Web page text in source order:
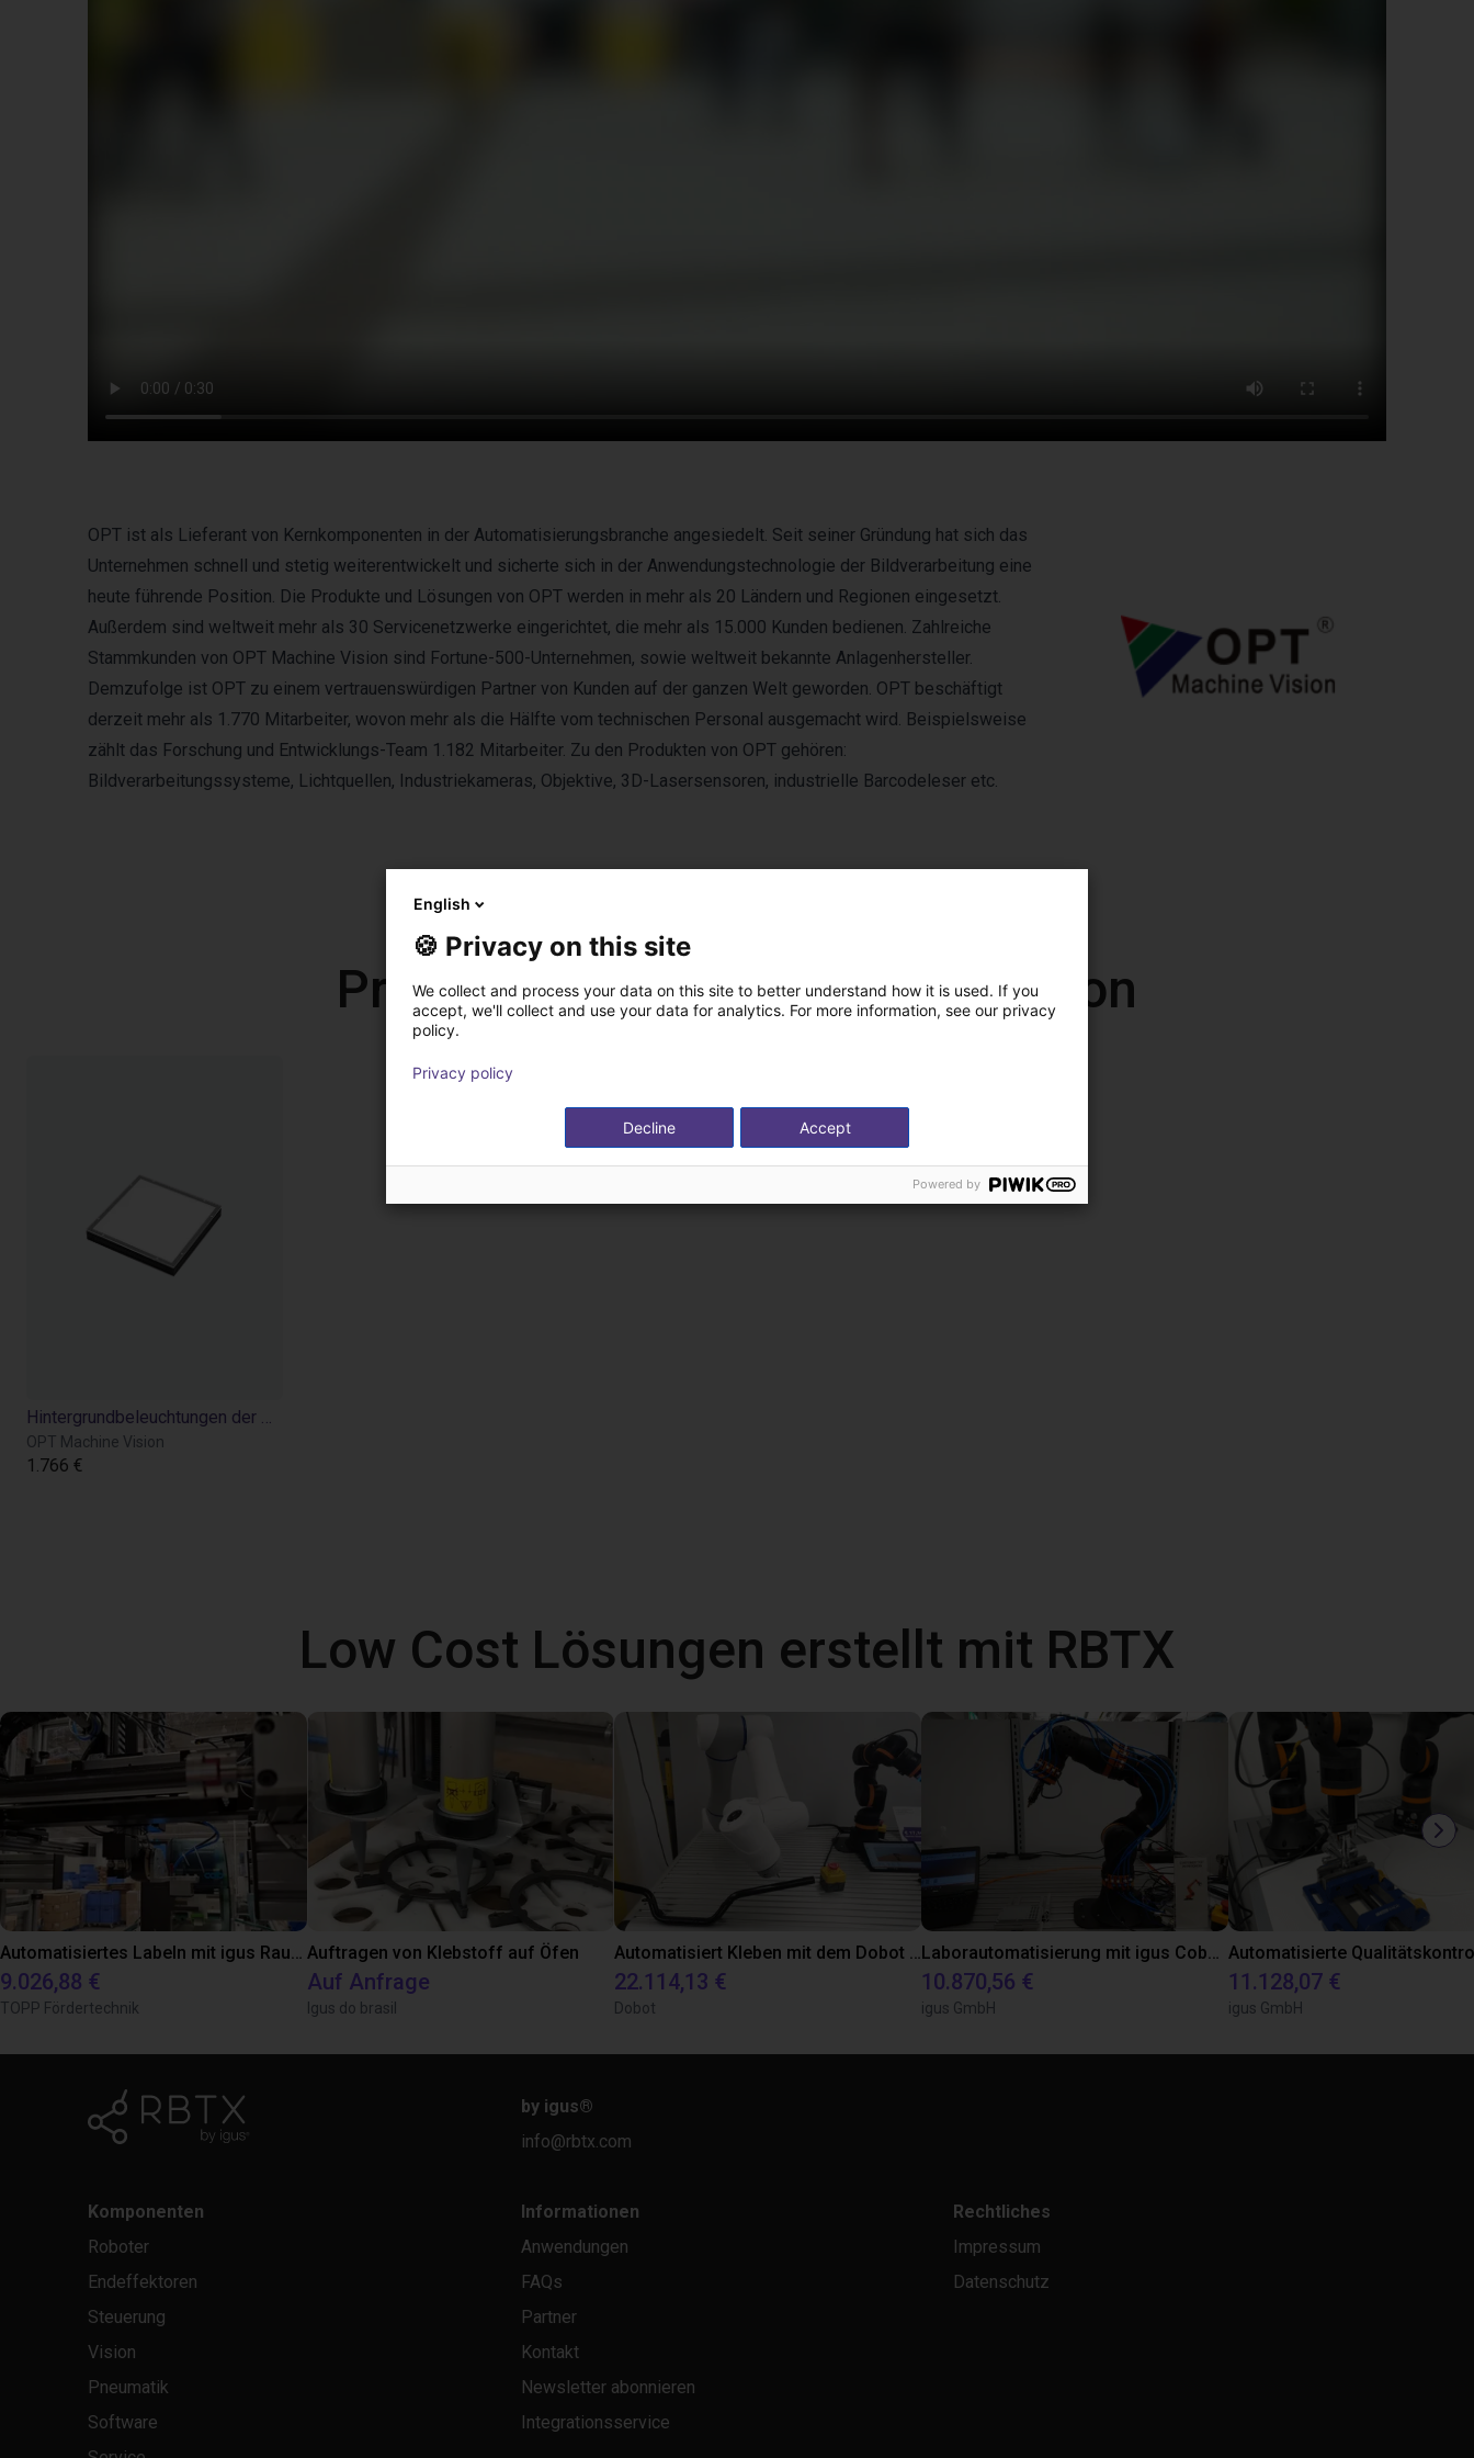
OPT ist als Lieferant von Kernkomponenten in der Automatisierungsbranche angesiedelt. Seit seiner Gründung hat sich das
Unternehmen schnell und stetig weiterentwickelt und sicherte sich in der Anwendungstechnologie der Bildverarbeitung eine
heute führende Position. Die Produkte und Lösungen von OPT werden in mehr als 20 Ländern und Regionen eingesetzt.
Außerdem sind weltweit mehr als 30 Servicenetzwerke eingerichtet, die mehr als 15.000 Kunden bedienen. Zahlreiche
Stammkunden von OPT Machine Vision sind Fortune-500-Unternehmen, sowie weltweit bekannte Anlagenhersteller.
Demzufolge ist OPT zu einem vertrauenswürdigen Partner von Kunden auf der ganzen Welt geworden. OPT beschäftigt
derzeit mehr als 1.770 Mitarbeiter, wovon mehr als die Hälfte vom technischen Personal ausgemacht wird. Beispielsweise
zählt das Forschung und Entwicklungs-Team 1.182 Mitarbeiter. Zu den Produkten von OPT gehören:
Bildverarbeitungssysteme, Lichtquellen, Industriekameras, Objektive, 3D-Lasersensoren, industrielle Barcodeleser etc.
Produkte von OPT Machine Vision
OPT Machine Vision
1.766 €
Low Cost Lösungen erstellt mit RBTX
9.026,88 €
TOPP Fördertechnik
Auftragen von Klebstoff auf Öfen
Auf Anfrage
Igus do brasil
22.114,13 €
Dobot
10.870,56 €
igus GmbH
11.128,07 €
igus GmbH
by igus®
info@rbtx.com
Komponenten
Roboter
Endeffektoren
Steuerung
Vision
Pneumatik
Software
Informationen
Anwendungen
FAQs
Partner
Kontakt
Newsletter abonnieren
Integrationsservice
Rechtliches
Impressum
Datenschutz
English
🍪 Privacy on this site
We collect and process your data on this site to better understand how it is used. If you
accept, we'll collect and use your data for analytics. For more information, see our privacy
policy.
Privacy policy
Accept
Decline
Powered by